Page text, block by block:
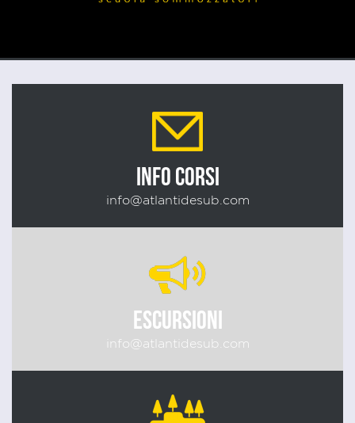
INFO CORSI
info@atlantidesub.com
ESCURSIONI
info@atlantidesub.com